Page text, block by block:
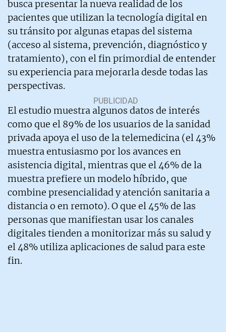
busca presentar la nueva realidad de los
pacientes que utilizan la tecnología digital en
su tránsito por algunas etapas del sistema
(acceso al sistema, prevención, diagnóstico y
tratamiento), con el fin primordial de entender
su experiencia para mejorarla desde todas las
perspectivas.
El estudio muestra algunos datos de interés
como que el 89% de los usuarios de la sanidad
privada apoya el uso de la telemedicina (el 43%
muestra entusiasmo por los avances en
asistencia digital, mientras que el 46% de la
muestra prefiere un modelo híbrido, que
combine presencialidad y atención sanitaria a
distancia o en remoto). O que el 45% de las
personas que manifiestan usar los canales
digitales tienden a monitorizar más su salud y
el 48% utiliza aplicaciones de salud para este
fin.